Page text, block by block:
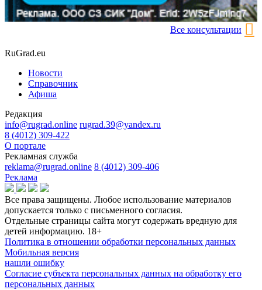
Все консультации
RuGrad.eu
Новости
Справочник
Афиша
Редакция
info@rugrad.online rugrad.39@yandex.ru
8 (4012) 309-422
О портале
Рекламная служба
reklama@rugrad.online 8 (4012) 309-406
Реклама
Все права защищены. Любое использование материалов
допускается только с письменного согласия.
Отдельные страницы сайта могут содержать вредную для
детей информацию. 18+
Политика в отношении обработки персональных данных
Мобильная версия
нашли ошибку
Согласие субъекта персональных данных на обработку его
персональных данных